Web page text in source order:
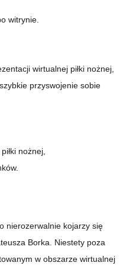
witrynie.
wirtualnej piłki nożnej,
przyswojenie sobie
nożnej,
nierozerwalnie kojarzy się
Borka. Niestety poza
w obszarze wirtualnej